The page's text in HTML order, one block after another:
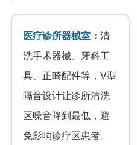
医疗诊所器械室： 清
洗手术器械、牙科工
具、正畸配件等，V型
隔音设计让诊所清洗
区噪音降到最低，避
免影响诊疗区患者。